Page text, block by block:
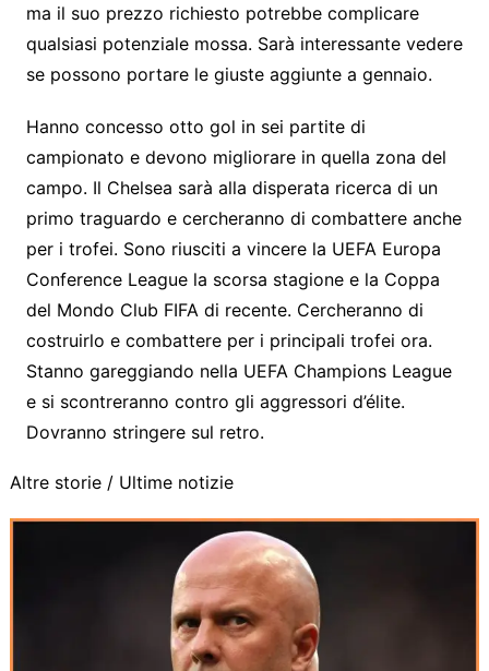
ma il suo prezzo richiesto potrebbe complicare
qualsiasi potenziale mossa. Sarà interessante vedere
se possono portare le giuste aggiunte a gennaio.
Hanno concesso otto gol in sei partite di
campionato e devono migliorare in quella zona del
campo. Il Chelsea sarà alla disperata ricerca di un
primo traguardo e cercheranno di combattere anche
per i trofei. Sono riusciti a vincere la UEFA Europa
Conference League la scorsa stagione e la Coppa
del Mondo Club FIFA di recente. Cercheranno di
costruirlo e combattere per i principali trofei ora.
Stanno gareggiando nella UEFA Champions League
e si scontreranno contro gli aggressori d’élite.
Dovranno stringere sul retro.
Altre storie / Ultime notizie